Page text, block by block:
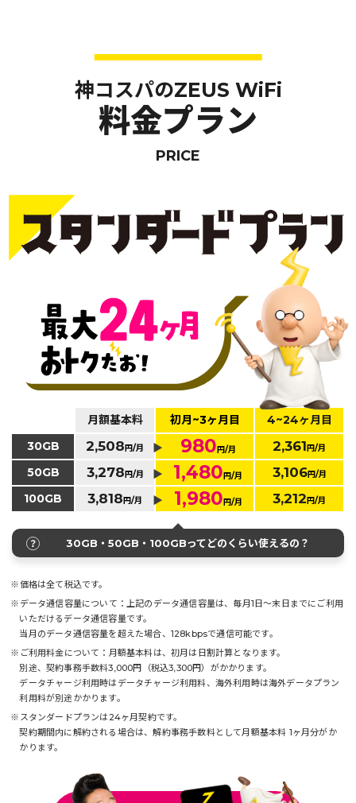
神コスパのZEUS WiFi
料金プラン
PRICE
月額基本料 初月~3ヶ月目
4~24ヶ月目
30GB
2,508円/月 980 円/月 2,361円/月
50GB 3,278 円/月 1,480円/月 3,106円/月
100GB 3,818円/月 1,980 円/月 3,212円/月
30GB・50GB・100GBってどのくらい使えるの？
※価格は全て税込です。
※データ通信容量について：上記のデータ通信容量は、毎月1日～末日までにご利用
いただけるデータ通信容量です。
当月のデータ通信容量を超えた場合、128kbpsで通信可能です。
※ご利用料金について：月額基本料は、初月は日割計算となります。
別途、契約事務手数料3,000円（税込3,300円）がかかります。
データチャージ利用時はデータチャージ利用料、海外利用時は海外データプラン
利用料が別途かかります。
※スタンダードプランは24ヶ月契約です。
契約期間内に解約される場合は、解約事務手数料として月額基本料 1ヶ月分がか
かります。